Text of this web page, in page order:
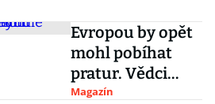
Evropou by opět
mohl pobíhat
pratur. Vědci
oživují 400 let
Magazín